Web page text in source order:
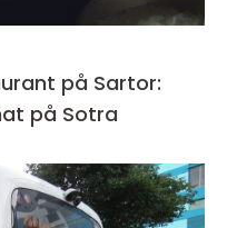
på Sartor:
på Sotra